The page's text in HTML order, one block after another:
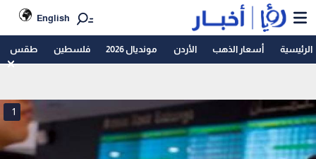
English
الرئيسية أسعار الذهب الأردن مونديال 2026 فلسطين طقس
1